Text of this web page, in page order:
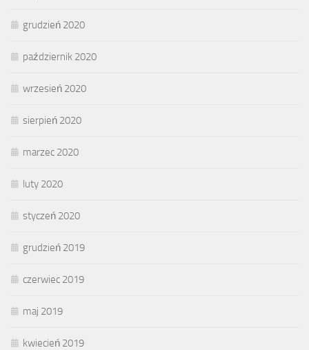
grudzień 2020
październik 2020
wrzesień 2020
sierpień 2020
marzec 2020
luty 2020
styczeń 2020
grudzień 2019
czerwiec 2019
maj 2019
kwiecień 2019